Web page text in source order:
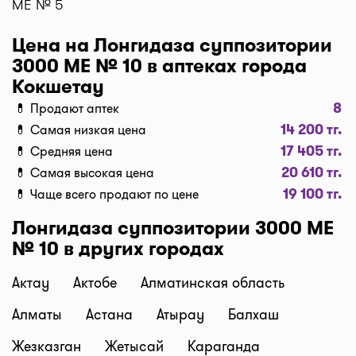
от времени суток и расстояния между аптекой и
Бронирование и самовывоз
Наш сервис позволяет оплатить бронь лекарств и
забрать самому в удобное время! При
оформлении заказа, нажмите "Забрать в аптеке",
мы забронируем ваш заказ и отправим код для
получения. Важно: забрать препараты в аптеке
можно только после подверждения наличия от
аптеки.
Данные на сайте обновляются постоянно. На
карточке аптеки мы выводим, когда была
обновлена цена - 2ч назад, вчера, 10 мин. назад,
5 мин. назад, и т.д.
Не нашли нужное лекарство? Каждый день на
сайт мы добавляем новые аптеки или точки
МЕ № 5
Цена на Лонгидаза суппозитории
3000 МЕ № 10 в аптеках города
Кокшетау
💊 Продают аптек 8
💊 Самая низкая цена 14 200 тг.
💊 Средняя цена 17 405 тг.
💊 Самая высокая цена 20 610 тг.
💊 Чаще всего продают по цене 19 100 тг.
Лонгидаза суппозитории 3000 МЕ
№ 10 в других городах
Актау Актобе
Алматинская область
Алматы
Астана Атырау
Балхаш
Жезказган
Жетысай
Караганда